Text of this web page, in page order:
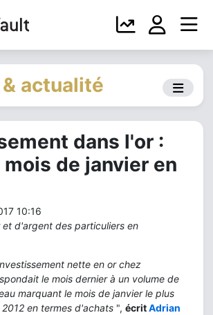
actualité
dans l'or :
de janvier en
10:16
et d'argent des particuliers en
nette en or chez
le mois dernier à un volume de
marquant le mois de janvier le plus
en termes d'achats ", écritAdrian